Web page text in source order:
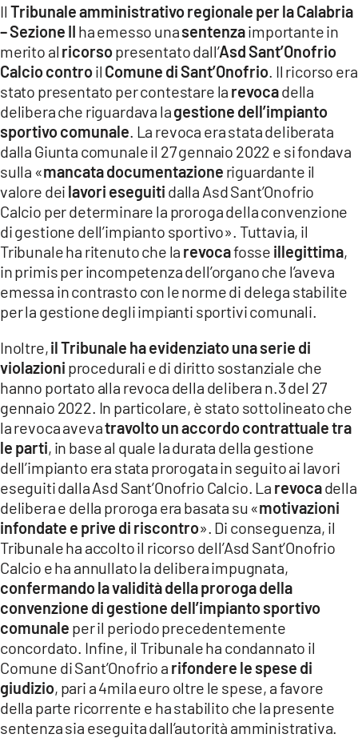
LACPLAY.IT
LACTV.IT
LACONAIR.IT
LACITYMAG.IT
ILREGGINO.IT
COSENZACHANNEL.IT
ILVIBONESE.IT
CATANZAROCHANNEL.IT
LACAPITALENEWS.IT
App
ANDROID
APPLE
Il Tribunale amministrativo regionale per la Calabria
– Sezione II ha emesso unasentenzaimportante in
merito al ricorsopresentato dall’Asd Sant’Onofrio
Calcio controil Comune di Sant’Onofrio . Il ricorso era
stato presentato per contestare la revocadella
delibera che riguardava lagestione dell’impianto
sportivo comunale . La revoca era stata deliberata
dalla Giunta comunale il 27 gennaio 2022 e si fondava
sulla «mancata documentazione riguardante il
valore dei lavori eseguiti dalla Asd Sant’Onofrio
Calcio per determinare la proroga della convenzione
di gestione dell’impianto sportivo». Tuttavia, il
Tribunale ha ritenuto che la revocafosse illegittima,
in primis per incompetenza dell’organo che l’aveva
emessa in contrasto con le norme di delega stabilite
per la gestione degli impianti sportivi comunali.
Inoltre,il Tribunale ha evidenziato una serie di
violazioni procedurali e di diritto sostanziale che
hanno portato alla revoca della delibera n.3 del 27
gennaio 2022. In particolare, è stato sottolineato che
la revoca avevatravolto un accordo contrattuale tra
le parti, in base al quale la durata della gestione
dell’impianto era stata prorogata in seguito ai lavori
eseguiti dalla Asd Sant’Onofrio Calcio. La revocadella
delibera e della proroga era basata su «motivazioni
infondate e prive di riscontro». Di conseguenza, il
Tribunale ha accolto il ricorso dell’Asd Sant’Onofrio
Calcio e ha annullato la delibera impugnata,
confermando la validità della proroga della
convenzione di gestione dell’impianto sportivo
comunale per il periodo precedentemente
concordato. Infine, il Tribunale ha condannato il
Comune di Sant’Onofrio a rifondere le spese di
giudizio, pari a 4mila euro oltre le spese, a favore
della parte ricorrente e ha stabilito che la presente
sentenza sia eseguita dall’autorità amministrativa.